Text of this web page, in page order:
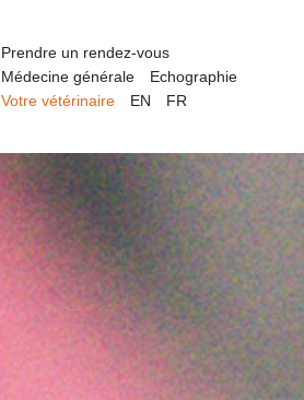
Prendre un rendez-vous
Médecine générale
Echographie
Votre vétérinaire
EN FR